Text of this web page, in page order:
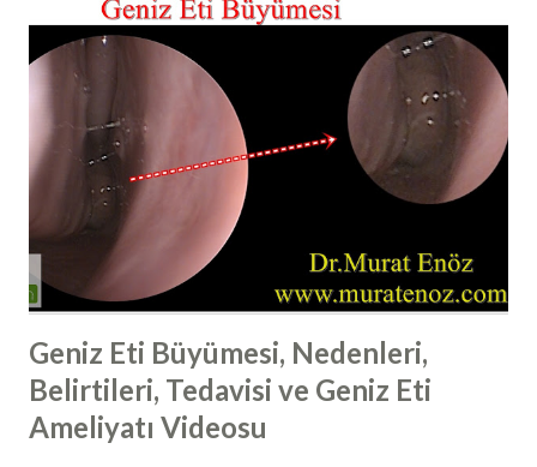
yani yaklaşık olarak 30 ile 45 derece arası ve sırt üstü olacak
şekilde açılı pozisyonda yatıldığında kafa, kalp hizasına göre
daha yukarıda kalmaktadır. Bu şekilde Kafadaki kan basıncı
vücudun diğer bölümlerine göre daha düşük hale gelir ve
buna bağlı olarak da ameliyat sonrası ödem, morluk, burun
kanaması riski azalmaktadır. Bunun dışında yine bu
pozisyonda yatmanın diğer bir faydası da yan dönmenin
zorlaşması ve buruna travma ve bası riskinin azalmasıdır.
Burun estetiğ...
Geniz Eti Büyümesi, Nedenleri,
Belirtileri, Tedavisi ve Geniz Eti
Ameliyatı Videosu